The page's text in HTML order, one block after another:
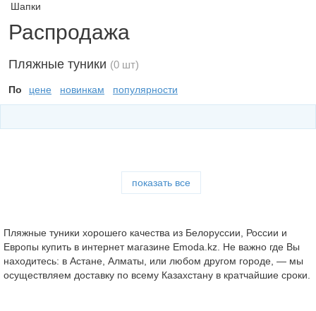
Шапки
Распродажа
Пляжные туники (0 шт)
По цене новинкам популярности
показать все
Пляжные туники хорошего качества из Белоруссии, России и
Европы купить в интернет магазине Emoda.kz. Не важно где Вы
находитесь: в Астане, Алматы, или любом другом городе, — мы
осуществляем доставку по всему Казахстану в кратчайшие сроки.